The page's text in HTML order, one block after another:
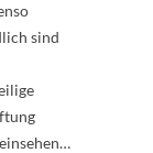
sind